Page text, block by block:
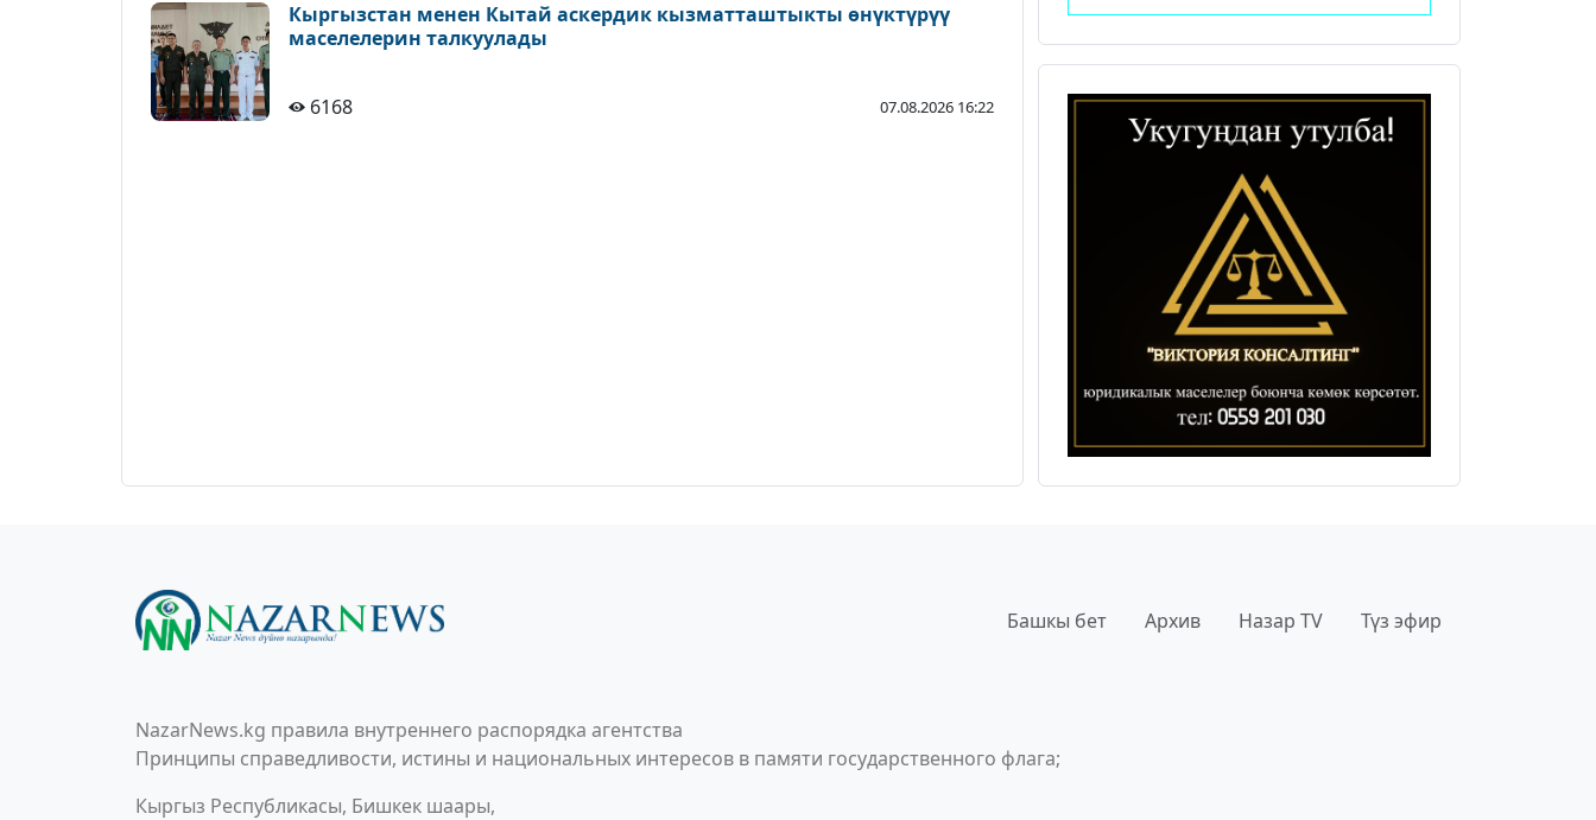
Кыргызстан менен Кытай аскердик кызматташтыкты өнүктүрүү
маселелерин талкуулады
6168 07.08.2026 16:22
Башкы бет Архив Назар TV Түз эфир
NazarNews.kg правила внутреннего распорядка агентства
Принципы справедливости, истины и национальных интересов в памяти государственного флага;
Кыргыз Республикасы, Бишкек шаары,